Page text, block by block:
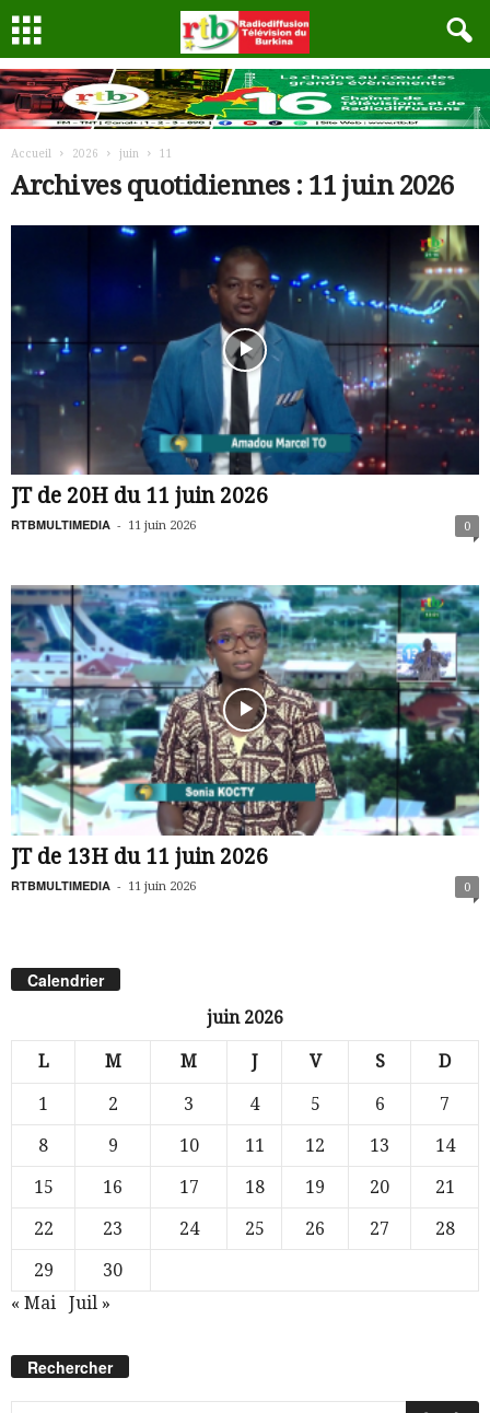
Accueil 2026 juin 11
Archives quotidiennes : 11 juin 2026
JT de 20H du 11 juin 2026
RTBMULTIMEDIA - 11 juin 2026 0
JT de 13H du 11 juin 2026
RTBMULTIMEDIA - 11 juin 2026 0
Calendrier
juin 2026
L M M J V S D
1 2 3 4 5 6
7
8
9 10 11 12 13
14
15
16 17 18 19 20
21
22
23 24 25 26 27
28
29
30
« Mai
Juil »
Rechercher